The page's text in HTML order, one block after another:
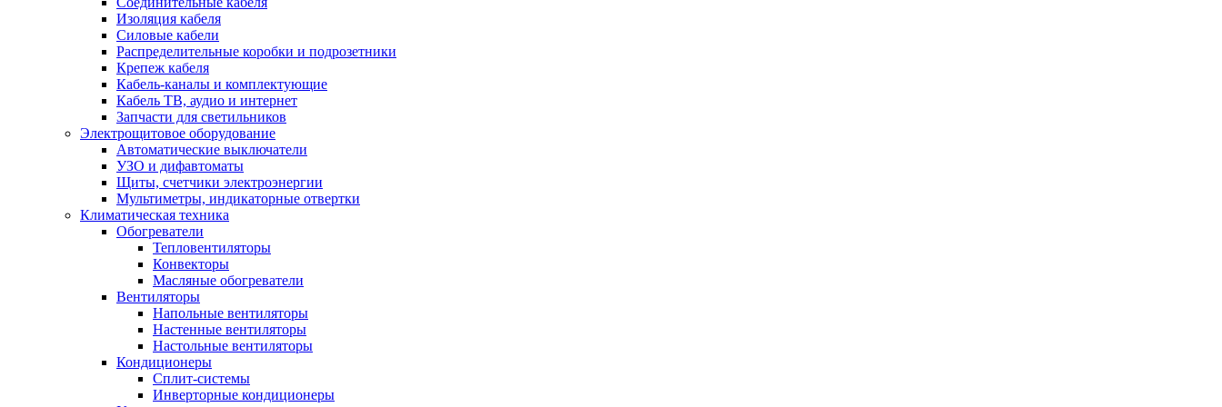
Изоляция кабеля
Силовые кабели
Распределительные коробки и подрозетники
Крепеж кабеля
Кабель-каналы и комплектующие
Кабель ТВ, аудио и интернет
Запчасти для светильников
Электрощитовое оборудование
Автоматические выключатели
УЗО и дифавтоматы
Щиты, счетчики электроэнергии
Мультиметры, индикаторные отвертки
Климатическая техника
Обогреватели
Тепловентиляторы
Конвекторы
Масляные обогреватели
Вентиляторы
Напольные вентиляторы
Настенные вентиляторы
Настольные вентиляторы
Кондиционеры
Сплит-системы
Инверторные кондиционеры